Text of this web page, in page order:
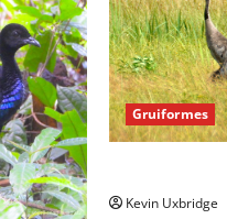
Gruiformes
Kevin Uxbridge